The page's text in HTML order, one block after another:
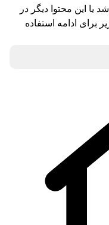
این محتوا دیگر در
برای ادامه استفاده